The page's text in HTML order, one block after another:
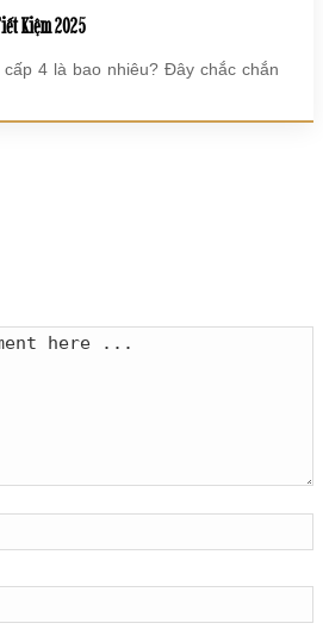
Kiệm 2025
4 là bao nhiêu? Đây chắc chắn